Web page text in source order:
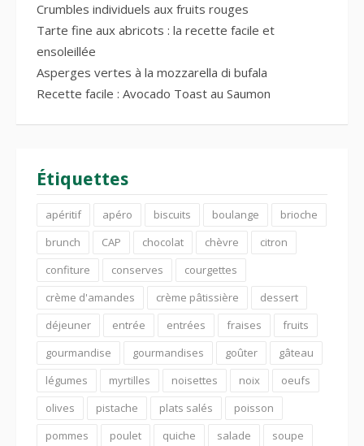
Crumbles individuels aux fruits rouges
Tarte fine aux abricots : la recette facile et
ensoleillée
Asperges vertes à la mozzarella di bufala
Recette facile : Avocado Toast au Saumon
Étiquettes
apéritif apéro biscuits boulange
brioche
brunch
CAP chocolat chèvre
citron
confiture
conserves
courgettes
crème d'amandes
crème pâtissière
dessert
déjeuner
entrée entrées fraises
fruits
gourmandise
gourmandises goûter
gâteau
légumes
myrtilles noisettes noix
oeufs
olives
pistache plats salés
poisson
pommes
poulet quiche salade soupe